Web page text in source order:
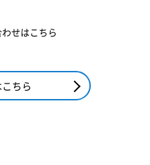
せはこちら
ちら